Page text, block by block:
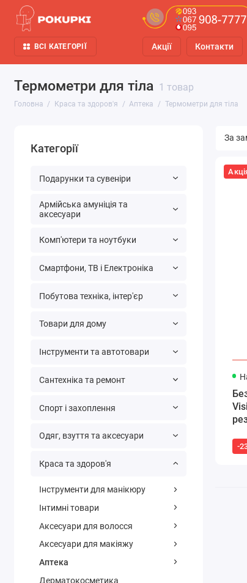
ВСІ КАТЕГОРІЇ Акції Контакти
Термометри для тіла 1 товар
Головна Краса та здоров'я Аптека Термометри для тіла
Категорії
Подарунки та сувеніри
Армійська амуніція та
аксесуари
Комп'ютери та ноутбуки
Смартфони, ТВ і Електроніка
Побутова техніка, інтер'єр
Товари для дому
Інструменти та автотовари
Сантехніка та ремонт
Спорт і захоплення
Одяг, взуття та аксесуари
Краса та здоров'я
Інструменти для манікюру
Інтимні товари
Аксесуари для волосся
Аксесуари для макіяжу
Аптека
Дерматокосметика
-